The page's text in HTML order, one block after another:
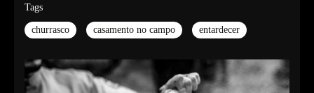
Tags
churrasco casamento no campo entardecer